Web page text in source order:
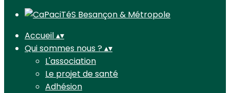
Accueil▴▾
Qui sommes nous ?▴▾
L'association
Le projet de santé
Adhésion